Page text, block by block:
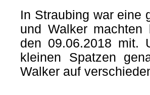
In Straubing war eine
und Walker machten
den 09.06.2018 mit.
kleinen Spatzen
Walker auf